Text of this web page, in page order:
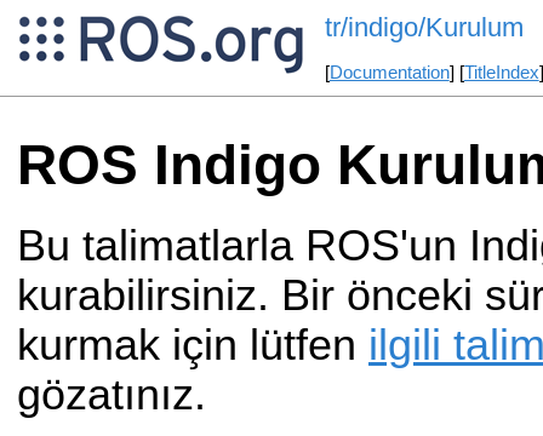
tr/indigo/Kurulum
[Documentation] [TitleIndex
ROS Indigo
Bu talimatlarla ROS'un
kurabilirsiniz. Bir önceki
kurmak için lütfen ilgili
gözatınız.